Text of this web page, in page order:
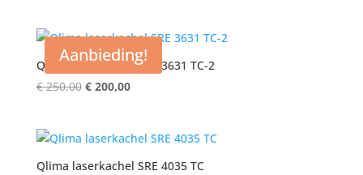
Aanbieding!
Qlima laserkachel SRE 3631 TC-2
€250,00 Oorspronkelijke
€ 250,00.
€200,00Huidige
€ 200,00.
Qlima laserkachel SRE 4035 TC